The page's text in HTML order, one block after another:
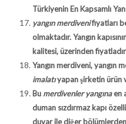
Türkiyenin En Kapsamlı
yangın merdivenifiyatları
olmaktadır. Yangın
kalitesi, üzerinden
Yangın merdiveni, yangın
imalatıyapan şirketin ürün
Bu merdivenler yangınaen
duman sızdırmaz kapı
duvar ile diğer bölümlerden